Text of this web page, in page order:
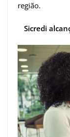
região.
Sicredi